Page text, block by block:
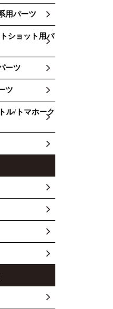
用パーツ
ショット用パ
ーツ
ツ
ル/トマホーク